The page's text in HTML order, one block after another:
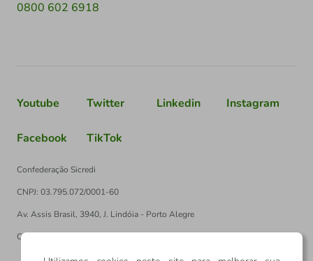
0800 602 6918
Youtube Twitter Linkedin Instagram
Facebook TikTok
Confederação Sicredi
CNPJ: 03.795.072/0001-60
Av. Assis Brasil, 3940, J. Lindóia - Porto Alegre
CEP: 91010-003